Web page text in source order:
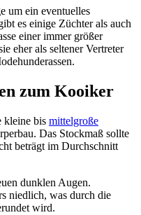
um ein eventuelles
es einige Züchter als auch
einer immer größer
eher als seltener Vertreter
zum Kooiker
kleine bis mittelgroße
Das Stockmaß sollte
beträgt im Durchschnitt
dunklen Augen.
niedlich, was durch die
wird.